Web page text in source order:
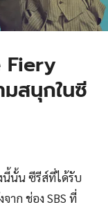
Fiery
สนุกในซี
นี้นั้น ซีรีส์ที่ได้รับ
าก ช่อง SBS ที่